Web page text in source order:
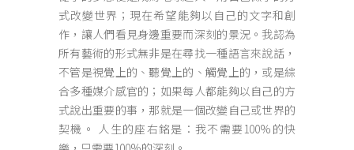
式改變世界；現在希望能夠以自己的文字和創
作，讓人們看見身邊重要而深刻的景況。我認為
所有藝術的形式無非是在尋找一種語言來說話，
不管是視覺上的、聽覺上的、觸覺上的，或是綜
合多種媒介感官的；如果每人都能夠以自己的方
式說出重要的事，那就是一個改變自己或世界的
契機。 人生的座右銘是：我不需要100%的快